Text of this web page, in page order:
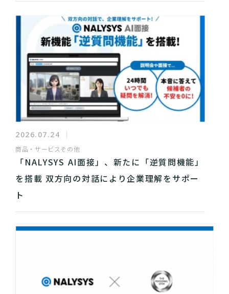
2026.07.24
商品・サービスその他
「NALYSYS AI面接」、新たに「逆質問機能」
を搭載 双方向の対話により企業理解をサポー
ト